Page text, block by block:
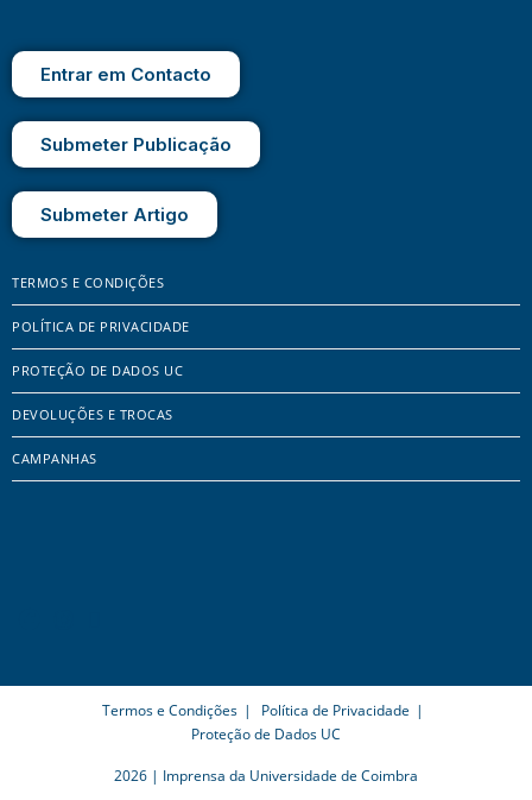
Entrar em Contacto
Submeter Publicação
Submeter Artigo
TERMOS E CONDIÇÕES
POLÍTICA DE PRIVACIDADE
PROTEÇÃO DE DADOS UC
DEVOLUÇÕES E TROCAS
CAMPANHAS
Termos e Condições
Política de Privacidade
Proteção de Dados UC
2026 | Imprensa da Universidade de Coimbra